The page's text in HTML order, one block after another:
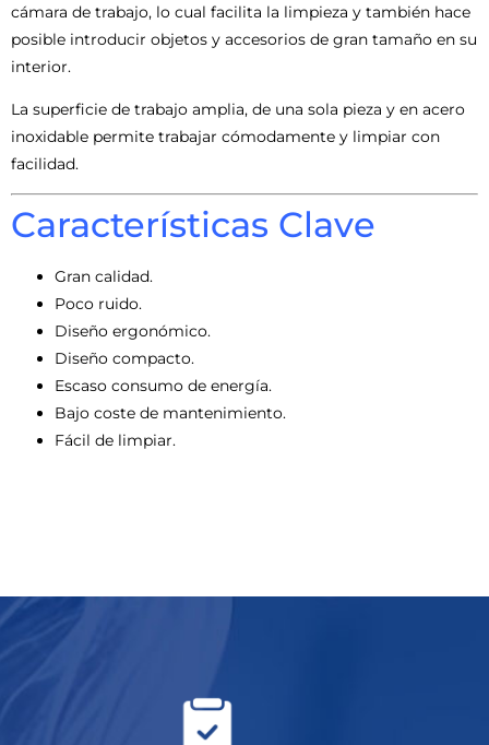
cámara de trabajo, lo cual facilita la limpieza y también hace
posible introducir objetos y accesorios de gran tamaño en su
interior.
La superficie de trabajo amplia, de una sola pieza y en acero
inoxidable permite trabajar cómodamente y limpiar con
facilidad.
Características Clave
Gran calidad.
Poco ruido.
Diseño ergonómico.
Diseño compacto.
Escaso consumo de energía.
Bajo coste de mantenimiento.
Fácil de limpiar.